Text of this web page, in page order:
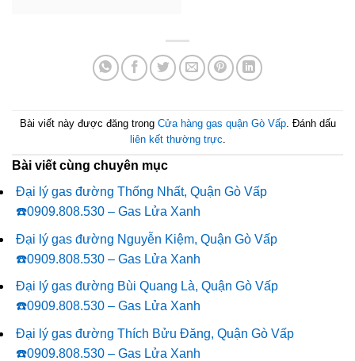
Bài viết này được đăng trong Cửa hàng gas quận Gò Vấp. Đánh dấu
liên kết thường trực.
Bài viết cùng chuyên mục
Đại lý gas đường Thống Nhất, Quận Gò Vấp
☎️0909.808.530 – Gas Lửa Xanh
Đại lý gas đường Nguyễn Kiệm, Quận Gò Vấp
☎️0909.808.530 – Gas Lửa Xanh
Đại lý gas đường Bùi Quang Là, Quận Gò Vấp
☎️0909.808.530 – Gas Lửa Xanh
Đại lý gas đường Thích Bửu Đăng, Quận Gò Vấp
☎️0909.808.530 – Gas Lửa Xanh